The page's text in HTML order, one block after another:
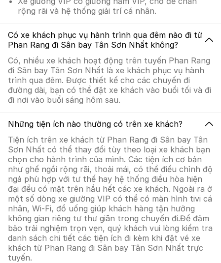
rộng rãi và hệ thống giải trí cá nhân.
Có xe khách phục vụ hành trình qua đêm nào đi từ
Phan Rang đi Sân bay Tân Sơn Nhất không?
Có, nhiều xe khách hoạt động trên tuyến Phan Rang
đi Sân bay Tân Sơn Nhất là xe khách phục vụ hành
trình qua đêm. Được thiết kế cho các chuyến đi
đường dài, bạn có thể đặt xe khách vào buổi tối và đi
đi nơi vào buổi sáng hôm sau.
Những tiện ích nào thường có trên xe khách?
Tiện ích trên xe khách từ Phan Rang đi Sân bay Tân
Sơn Nhất có thể thay đổi tùy theo loại xe khách bạn
chọn cho hành trình của mình. Các tiện ích cơ bản
như ghế ngồi rộng rãi, thoải mái, có thể điều chỉnh độ
ngả phù hợp với tư thế hay hệ thống điều hòa hiện
đại đều có mặt trên hầu hết các xe khách. Ngoài ra ở
một số dòng xe giường VIP có thể có màn hình tivi cá
nhân, Wi-Fi, đồ uống giúp khách hàng tận hưởng
không gian riêng tư thư giãn trong chuyến đi.Để đảm
bảo trải nghiệm trọn vẹn, quý khách vui lòng kiểm tra
danh sách chi tiết các tiện ích đi kèm khi đặt vé xe
khách từ Phan Rang đi Sân bay Tân Sơn Nhất trực
tuyến.